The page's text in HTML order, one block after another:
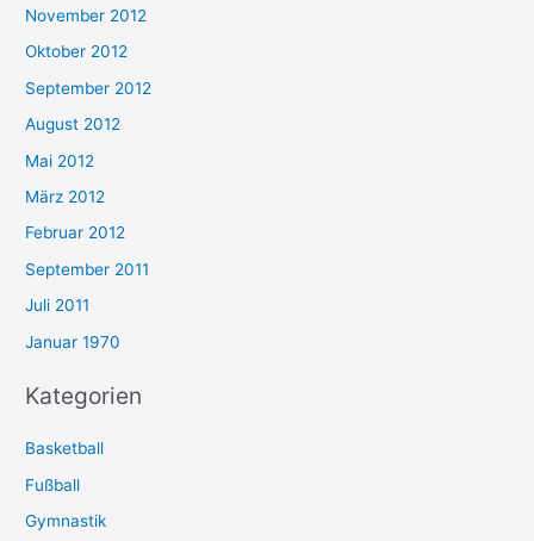
November 2012
Oktober 2012
September 2012
August 2012
Mai 2012
März 2012
Februar 2012
September 2011
Juli 2011
Januar 1970
Kategorien
Basketball
Fußball
Gymnastik